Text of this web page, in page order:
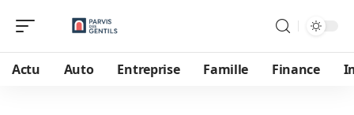
Actu Auto Entreprise Famille Finance